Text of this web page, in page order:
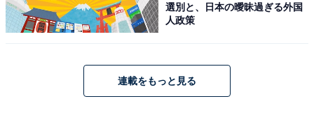
原鶴温泉の「原鶴温泉 旅館 佐藤荘」は、2層の断層の割
れ目から湧き出す独自の源泉かけ流し『真心の湯』が自
カリイオン泉の内風呂が備わっています。お食事は、旬
の食材を惜しみなく取り入れ、山海の幸をふんだんに使
選別と、日本の曖昧過ぎる外国
人政策
連載をもっと見る